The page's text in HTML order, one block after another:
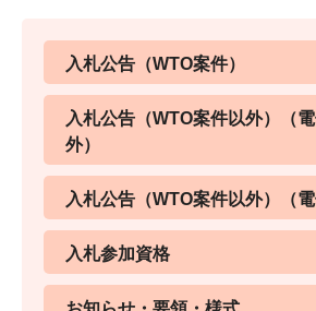
入札公告（WTO案件）
入札公告（WTO案件以外）（
外）
入札公告（WTO案件以外）（電
入札参加資格